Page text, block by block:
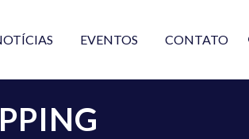
EVENTOS CONTATO